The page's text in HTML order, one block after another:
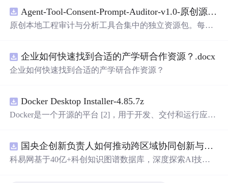
Agent-Tool-Consent-Prompt-Auditor-v1.0-原创源码与文档.zip
原创本地工程审计与分析工具合集中的独立资源包。每个
README、运行说明、功能清单、MIT License及原创与授
权声明。解压后进入project目录，执行npm test验证算法，
目源码、Logo、官方截图、论文、生产日志或其他受限素
材。适合前端开发、AI应用工程、测试审计和课程实践。
企业如何快速找到合适的产学研合作资源？.docx
企业如何快速找到合适的产学研合作资源？
Docker Desktop Installer-4.85.7z
Docker是一个开源的平台 [2]，用于开发、交付和运行应用
器可以在任何支持Docker的环境中运行
国央企创新负责人如何推动跨区域协同创新与资源互补？.docx
科易网基于40亿+科创知识图谱数据库，深度探索AI技术